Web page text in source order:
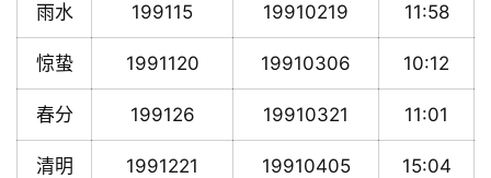
雨水 199115 19910219 11:58
惊蛰 1991120 19910306 10:12
春分 199126 19910321 11:01
清明 1991221 19910405 15:04